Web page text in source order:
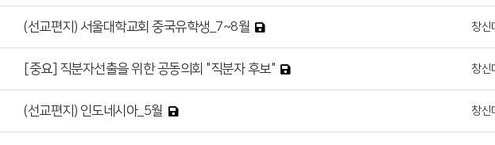
(선교편지) 서울대학교회 중국유학생_7~8월 창신
[중요] 직분자선출을 위한 공동의회 "직분자 후보" 창신
(선교편지) 인도네시아_5월 창신